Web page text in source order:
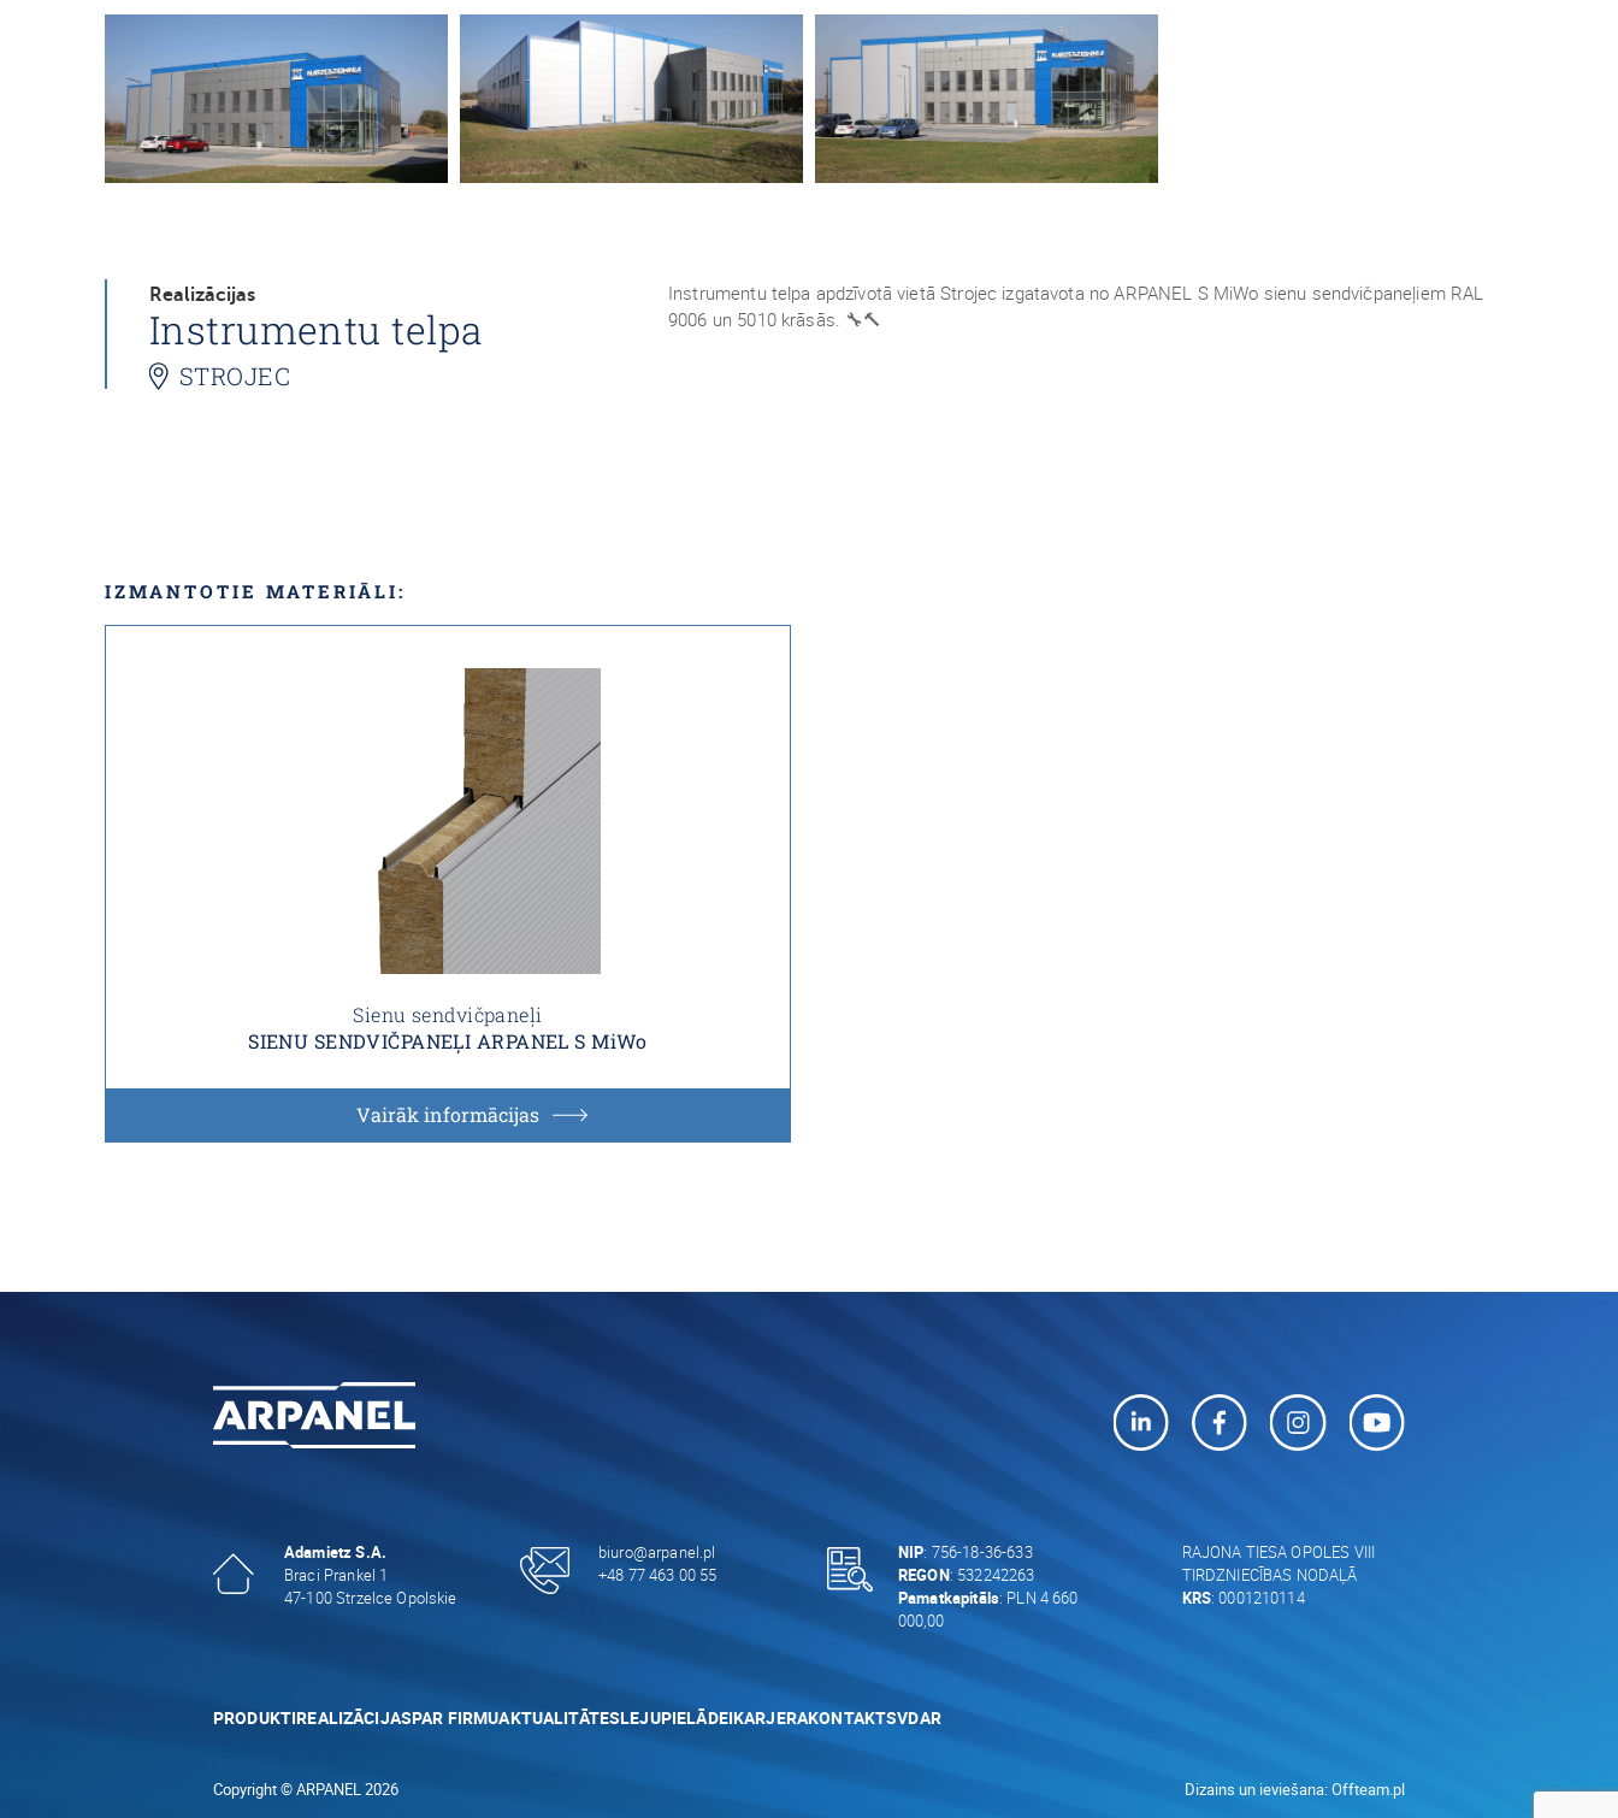
Realizācijas
Instrumentu telpa
STROJEC
Instrumentu telpa apdzīvotā vietā Strojec izgatavota no ARPANEL S MiWo sienu sendvičpaneļiem RAL
9006 un 5010 krāsās. 🔧🔨
IZMANTOTIE MATERIĀLI:
Sienu sendvičpaneļi
SIENU SENDVIČPANEĻI ARPANEL S MiWo
Vairāk informācijas
Adamietz S.A.
Braci Prankel 1
47-100 Strzelce Opolskie
biuro@arpanel.pl
+48 77 463 00 55
NIP: 756-18-36-633
REGON: 532242263
Pamatkapitāls: PLN 4 660
000,00
RAJONA TIESA OPOLES VIII
TIRDZNIECĪBAS NODAĻĀ
KRS: 0001210114
PRODUKTIREALIZĀCIJASPAR FIRMUAKTUALITĀTESLEJUPIELĀDEIKARJERAKONTAKTSVDAR
Copyright © ARPANEL 2026 Dizains un ieviešana:Offteam.pl